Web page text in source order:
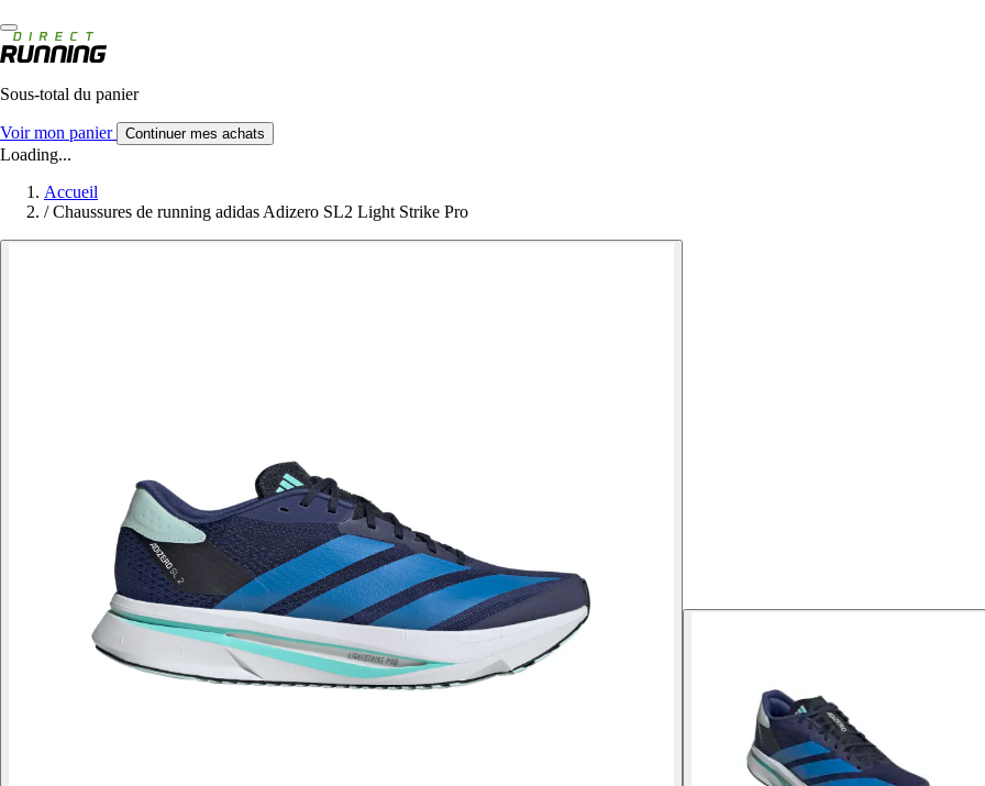
Sous-total du panier
Voir mon panier Continuer mes achats
Loading...
Accueil
/ Chaussures de running adidas Adizero SL2 Light Strike Pro